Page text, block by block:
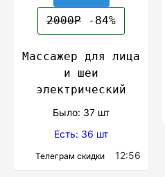
2000Р -84%
Массажер для лица
и шеи
электрический
Было: 37 шт
Есть: 36 шт
Телеграм скидки 12:56